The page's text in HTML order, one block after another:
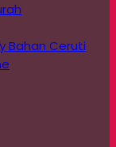
Bahan Ceruti